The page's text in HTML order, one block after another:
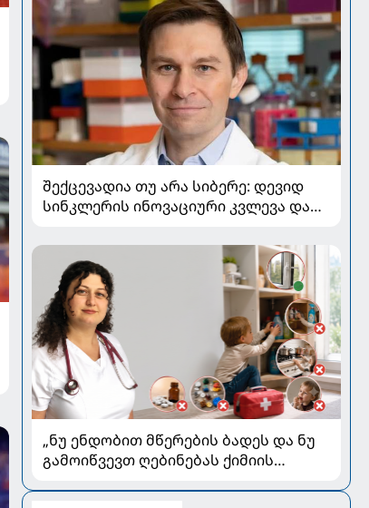
შექცევადია თუ არა სიბერე: დევიდ
სინკლერის ინოვაციური კვლევა და
„ნუ ენდობით მწერების ბადეს და ნუ
გამოიწვევთ ღებინებას ქიმიის